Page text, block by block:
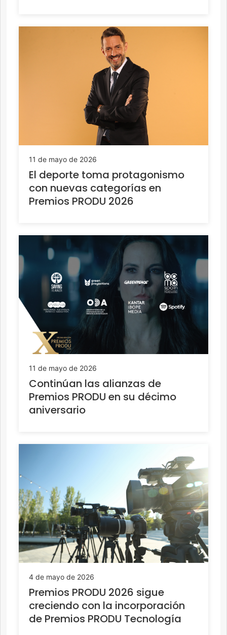
11 de mayo de 2026
El deporte toma protagonismo
con nuevas categorías en
Premios PRODU 2026
11 de mayo de 2026
Continúan las alianzas de
Premios PRODU en su décimo
aniversario
4 de mayo de 2026
Premios PRODU 2026 sigue
creciendo con la incorporación
de Premios PRODU Tecnología